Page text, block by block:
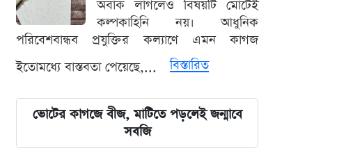
বিপ্লব প্রয়োজন: ডা. শফিকুর রহমান
দেশের নিরাপত্তা ব্যবস্থাপনায় আসছে বড়
পরিবর্তন, নতুন আইনের রূপরেখা প্রকাশ
আওয়ামী লীগ আমাদের শত্রু নয় মিত্র, তারা
বিএনপির সঙ্গে মিশে যাবে: নাছির চৌধুরী
এমপি
অবাক লাগলেও বিষয়টি মোটেই
কল্পকাহিনি নয়। আধুনিক
পরিবেশবান্ধব প্রযুক্তির কল্যাণে এমন কাগজ
ইতোমধ্যে বাস্তবতা পেয়েছে,...
বিস্তারিত
ভোটের কাগজে বীজ, মাটিতে পড়লেই জন্মাবে
সবজি